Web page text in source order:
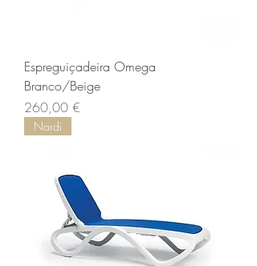
Espreguiçadeira Omega
Branco/Beige
Preço
260,00 €
Nardi